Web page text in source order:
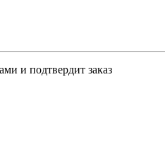
и подтвердит заказ